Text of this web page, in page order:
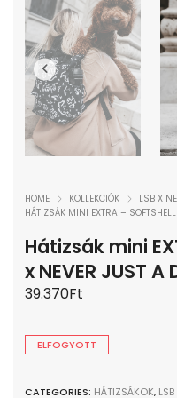
HOME KOLLEKCIÓK
LSB X
HÁTIZSÁK MINI EXTRA –
Hátizsák mini
x NEVER JUST A
39.370Ft
ELFOGYOTT
CATEGORIES: HÁTIZSÁKOK,